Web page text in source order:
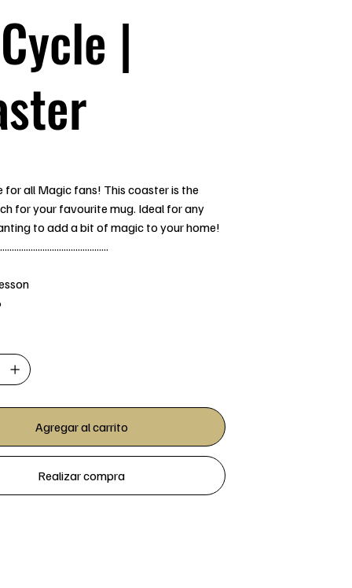
|
for all Magic fans! This coaster is the
for your favourite mug. Ideal for any
to add a bit of magic to your home!
Agregar al carrito
Realizar compra